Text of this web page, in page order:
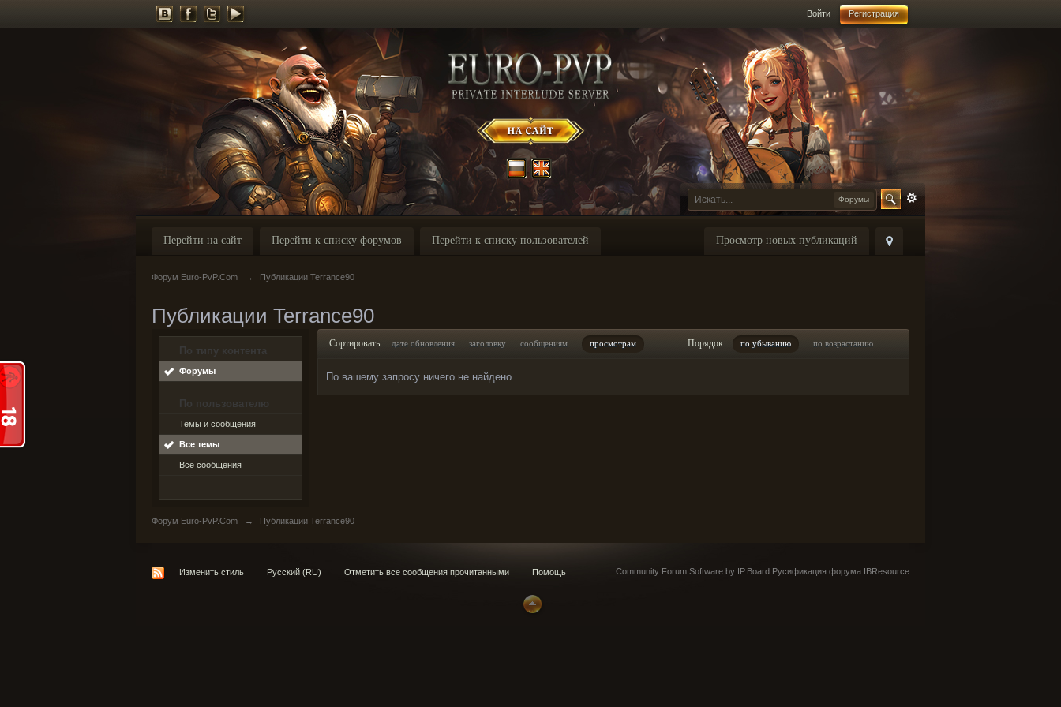
Войти Регистрация
Форумы
Просмотр новых публикаций
Перейти на сайт Перейти к списку форумов Перейти к списку пользователей
Форум Euro-PvP.Com → Публикации Terrance90
Публикации Terrance90
По типу контента
Форумы
По пользователю
Темы и сообщения
Все темы
Все сообщения
Сортировать дате обновления заголовку сообщениям просмотрам Порядок по убыванию по возрастанию
По вашему запросу ничего не найдено.
Форум Euro-PvP.Com → Публикации Terrance90
Изменить стиль Русский (RU) Отметить все сообщения прочитанными Помощь Community Forum Software by IP.Board Русификация форума IBResource